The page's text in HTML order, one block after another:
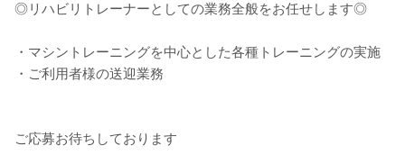
◎リハビリトレーナーとしての業務全般をお任せします◎
・マシントレーニングを中心とした各種トレーニングの実施
・ご利用者様の送迎業務
ご応募お待ちしております